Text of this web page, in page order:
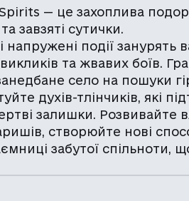
— це захоплива
завзяті сутички.
напружені події занурять
та жвавих боїв.
село на пошуки
духів-тлінчиків, які
залишки. Розвивайте
створюйте нові
забутої спільноти,